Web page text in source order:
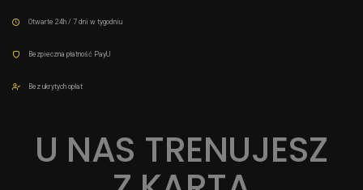
Otwarte 24h / 7 dni w tygodniu
Bezpieczna płatność PayU
Bez ukrytych opłat
U NAS TRENUJESZ